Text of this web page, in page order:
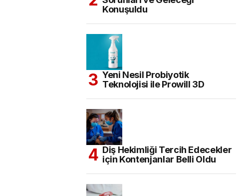
Konuşuldu
Yeni Nesil Probiyotik
Teknolojisi ile Prowill 3D
Diş Hekimliği Tercih Edecekler
için Kontenjanlar Belli Oldu